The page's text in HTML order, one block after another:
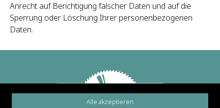
Anrecht auf Berichtigung falscher Daten und auf die
Sperrung oder Löschung Ihrer personenbezogenen
Daten.
Alle akzeptieren